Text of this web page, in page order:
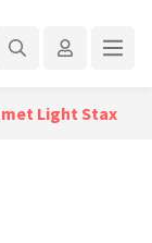
met Light Stax